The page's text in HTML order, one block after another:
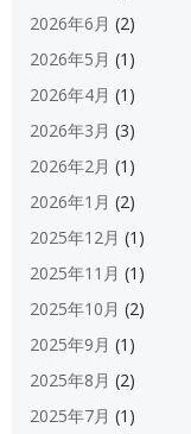
2026年6月 (2)
2026年5月 (1)
2026年4月 (1)
2026年3月 (3)
2026年2月 (1)
2026年1月 (2)
2025年12月 (1)
2025年11月 (1)
2025年10月 (2)
2025年9月 (1)
2025年8月 (2)
2025年7月 (1)